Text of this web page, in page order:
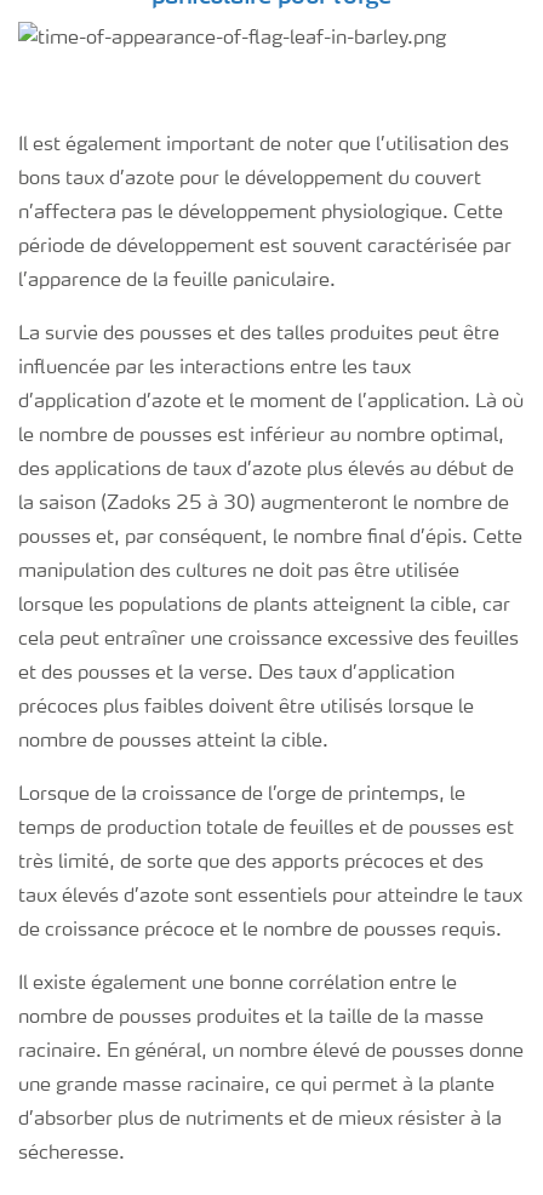
Il est également important de noter que l’utilisation des
bons taux d’azote pour le développement du couvert
n’affectera pas le développement physiologique. Cette
période de développement est souvent caractérisée par
l’apparence de la feuille paniculaire.
La survie des pousses et des talles produites peut être
influencée par les interactions entre les taux
d’application d’azote et le moment de l’application. Là où
le nombre de pousses est inférieur au nombre optimal,
des applications de taux d’azote plus élevés au début de
la saison (Zadoks 25 à 30) augmenteront le nombre de
pousses et, par conséquent, le nombre final d’épis. Cette
manipulation des cultures ne doit pas être utilisée
lorsque les populations de plants atteignent la cible, car
cela peut entraîner une croissance excessive des feuilles
et des pousses et la verse. Des taux d’application
précoces plus faibles doivent être utilisés lorsque le
nombre de pousses atteint la cible.
Lorsque de la croissance de l’orge de printemps, le
temps de production totale de feuilles et de pousses est
très limité, de sorte que des apports précoces et des
taux élevés d’azote sont essentiels pour atteindre le taux
de croissance précoce et le nombre de pousses requis.
Il existe également une bonne corrélation entre le
nombre de pousses produites et la taille de la masse
racinaire. En général, un nombre élevé de pousses donne
une grande masse racinaire, ce qui permet à la plante
d’absorber plus de nutriments et de mieux résister à la
sécheresse.